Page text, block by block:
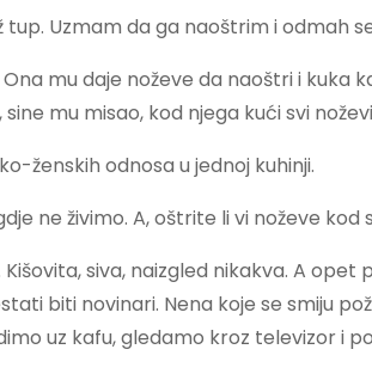
tup. Uzmam da ga naoštrim i odmah
mu daje noževe da naoštri i kuka
mu misao, kod njega kući svi
ženskih odnosa u jednoj kuhinji.
ne živimo. A, oštrite li vi noževe kod
siva, naizgled nikakva. A opet
biti novinari. Nena koje se smiju
uz kafu, gledamo kroz televizor i